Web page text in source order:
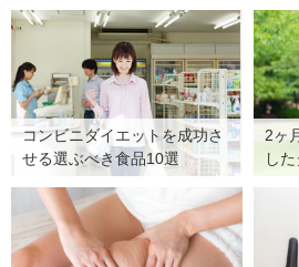
コンビニダイエットを成功さ
せる選ぶべき食品10選
2ヶ
し